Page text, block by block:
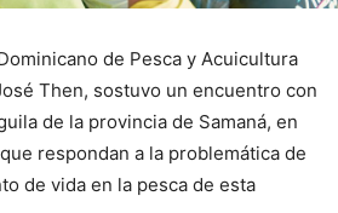
de Pesca y Acuicultura
Then, sostuvo un encuentro con
de la provincia de Samaná, en
respondan a la problemática de
de vida en la pesca de esta